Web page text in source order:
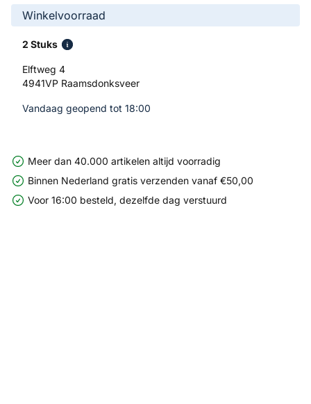
Winkelvoorraad
2 Stuks
Elftweg 4
4941VP Raamsdonksveer
Vandaag geopend tot 18:00
Meer dan 40.000 artikelen altijd voorradig
Binnen Nederland gratis verzenden vanaf €50,00
Voor 16:00 besteld, dezelfde dag verstuurd